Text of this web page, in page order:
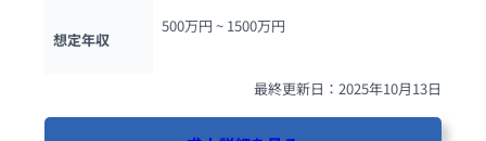
想定年収
500万円 ~ 1500万円
最終更新日：2025年10月13日